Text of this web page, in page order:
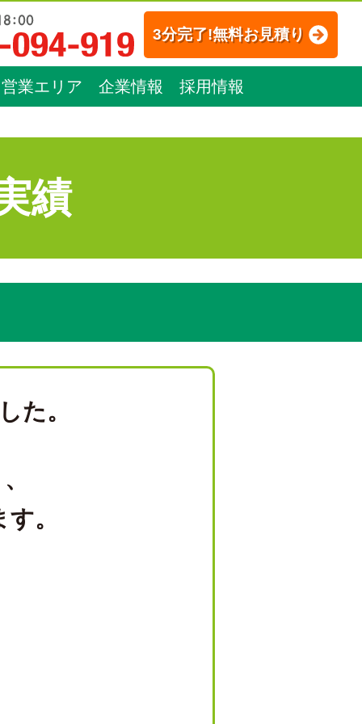
3分完了!無料お見積り
営業エリア 企業情報 採用情報
績
た。
。